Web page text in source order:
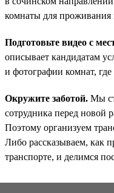
комнаты для
Подготовьте видео с
описывает кандидатам
и фотографии комнат,
Окружите заботой. Мы
сотрудника перед новой
Поэтому организуем
Либо рассказываем, как
транспорте, и делимся